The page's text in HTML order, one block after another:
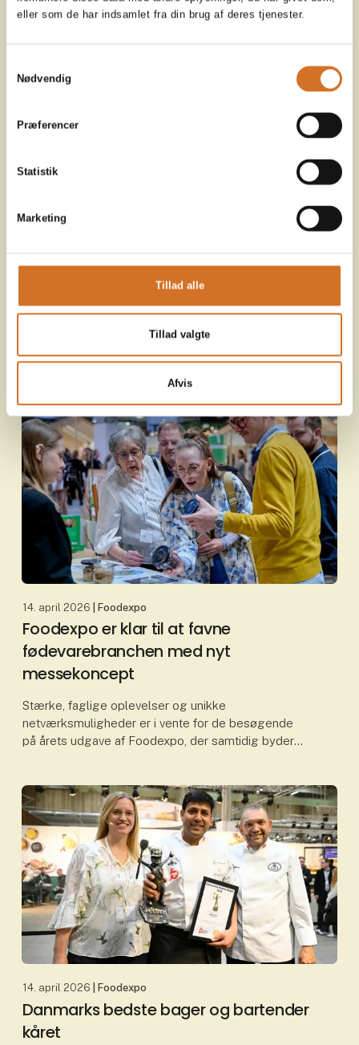
eller som de har indsamlet fra din brug af deres tjenester.
Nødvendig
Præferencer
Statistik
Marketing
Tillad alle
Tillad valgte
Afvis
14. april 2026 | Foodexpo
Foodexpo er klar til at favne
fødevarebranchen med nyt
messekoncept
Stærke, faglige oplevelser og unikke
netværksmuligheder er i vente for de besøgende
på årets udgave af Foodexpo, der samtidig byder
14. april 2026 | Foodexpo
Danmarks bedste bager og bartender
kåret